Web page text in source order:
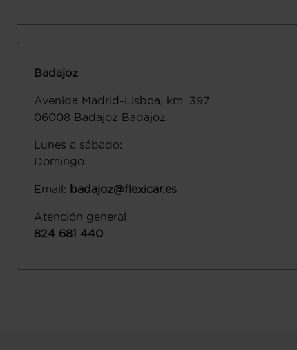
Badajoz
Avenida Madrid-Lisboa, km. 397
06008 Badajoz Badajoz
Lunes a sábado:
Domingo:
Email: badajoz@flexicar.es
Atención general
824 681 440